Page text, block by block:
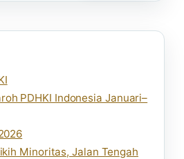
PDHKI Indonesia Januari–
Minoritas, Jalan Tengah